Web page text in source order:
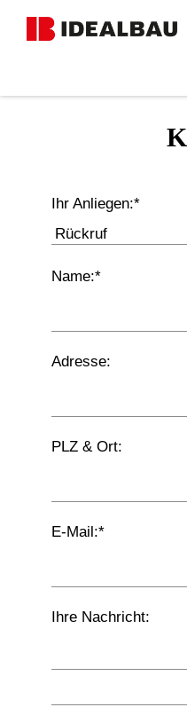
Ihr Anliegen:*
Name:*
Adresse:
PLZ & Ort:
E-Mail:*
Ihre Nachricht: